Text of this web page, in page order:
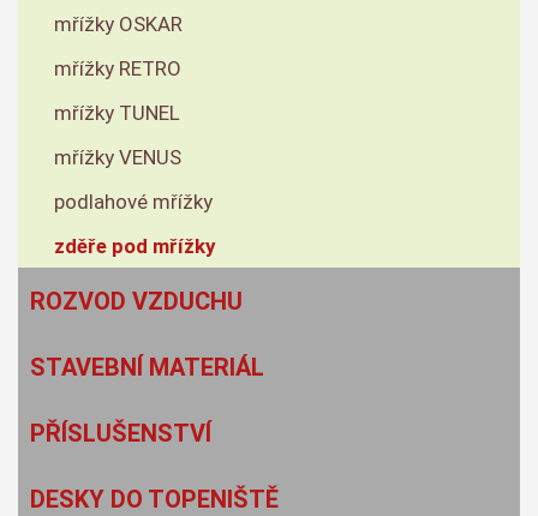
mřížky OSKAR
mřížky RETRO
mřížky TUNEL
mřížky VENUS
podlahové mřížky
zděře pod mřížky
ROZVOD VZDUCHU
STAVEBNÍ MATERIÁL
PŘÍSLUŠENSTVÍ
DESKY DO TOPENIŠTĚ